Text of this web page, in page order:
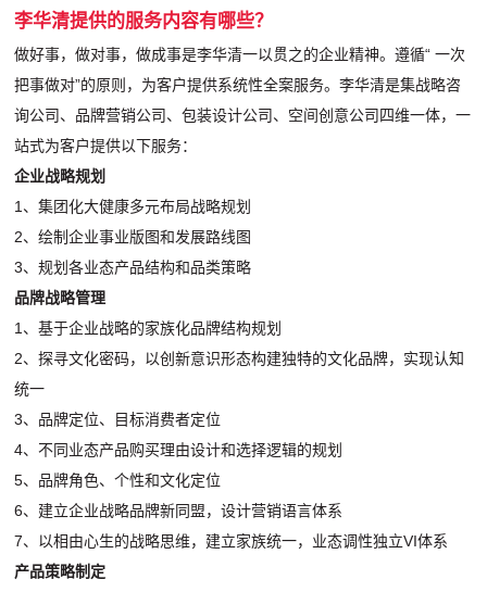
李华清提供的服务内容有哪些？
做好事，做对事，做成事是李华清一以贯之的企业精神。遵循“ 一次
把事做对”的原则，为客户提供系统性全案服务。李华清是集战略咨
询公司、品牌营销公司、包装设计公司、空间创意公司四维一体，一
站式为客户提供以下服务：
企业战略规划
1、集团化大健康多元布局战略规划
2、绘制企业事业版图和发展路线图
3、规划各业态产品结构和品类策略
品牌战略管理
1、基于企业战略的家族化品牌结构规划
2、探寻文化密码，以创新意识形态构建独特的文化品牌，实现认知
统一
3、品牌定位、目标消费者定位
4、不同业态产品购买理由设计和选择逻辑的规划
5、品牌角色、个性和文化定位
6、建立企业战略品牌新同盟，设计营销语言体系
7、以相由心生的战略思维，建立家族统一，业态调性独立VI体系
产品策略制定